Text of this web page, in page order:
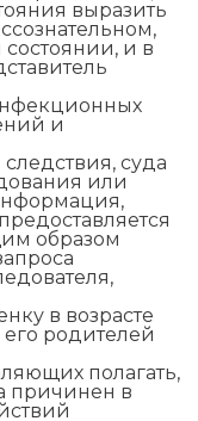
выразить
и в
и
суда
или
образом
в возрасте
родителей
полагать,
причинен в